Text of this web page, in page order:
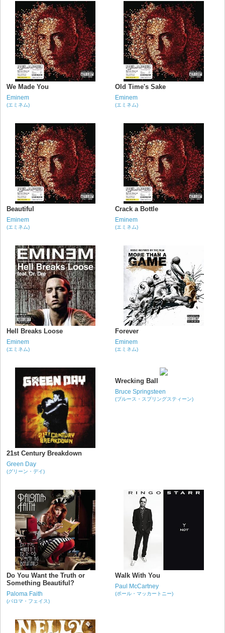
We Made You
Eminem
(エミネム)
Old Time's Sake
Eminem
(エミネム)
Beautiful
Eminem
(エミネム)
Crack a Bottle
Eminem
(エミネム)
Hell Breaks Loose
Eminem
(エミネム)
Forever
Eminem
(エミネム)
21st Century Breakdown
Green Day
(グリーン・デイ)
Wrecking Ball
Bruce Springsteen
(ブルース・スプリングスティーン)
Do You Want the Truth or
Something Beautiful?
Paloma Faith
(パロマ・フェイス)
Walk With You
Paul McCartney
(ポール・マッカートニー)